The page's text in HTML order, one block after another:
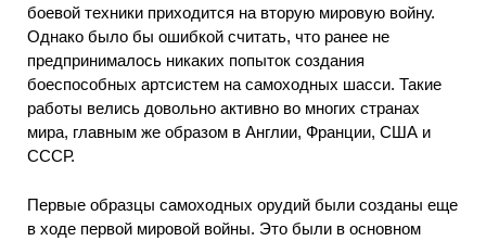
боевой техники приходится на вторую мировую войну.
Однако было бы ошибкой считать, что ранее не
предпринималось никаких попыток создания
боеспособных артсистем на самоходных шасси. Такие
работы велись довольно активно во многих странах
мира, главным же образом в Англии, Франции, США и
СССР.
Первые образцы самоходных орудий были созданы еще
в ходе первой мировой войны. Это были в основном